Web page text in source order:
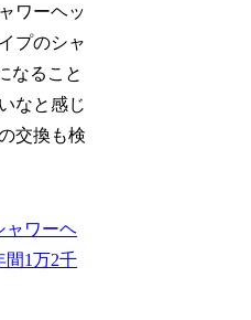
ワーヘッ
プのシャ
なること
なと感じ
交換も検
ャワーヘ
間1万2千